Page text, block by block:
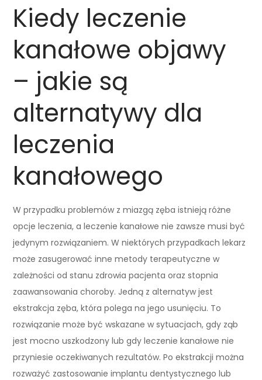
Kiedy leczenie
kanałowe objawy
– jakie są
alternatywy dla
leczenia
kanałowego
W przypadku problemów z miazgą zęba istnieją różne
opcje leczenia, a leczenie kanałowe nie zawsze musi być
jedynym rozwiązaniem. W niektórych przypadkach lekarz
może zasugerować inne metody terapeutyczne w
zależności od stanu zdrowia pacjenta oraz stopnia
zaawansowania choroby. Jedną z alternatyw jest
ekstrakcja zęba, która polega na jego usunięciu. To
rozwiązanie może być wskazane w sytuacjach, gdy ząb
jest mocno uszkodzony lub gdy leczenie kanałowe nie
przyniesie oczekiwanych rezultatów. Po ekstrakcji można
rozważyć zastosowanie implantu dentystycznego lub